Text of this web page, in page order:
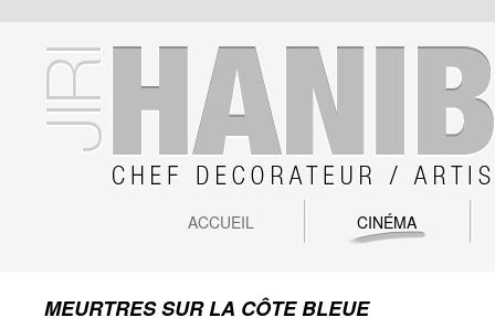
ACCUEIL CINÉMA
MEURTRES SUR LA CÔTE BLEUE